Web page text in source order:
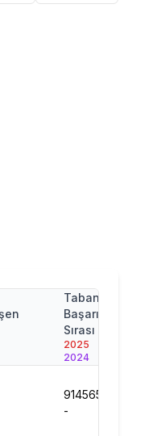
Taban
Başarı
Sırası
2025
2024
914565
-